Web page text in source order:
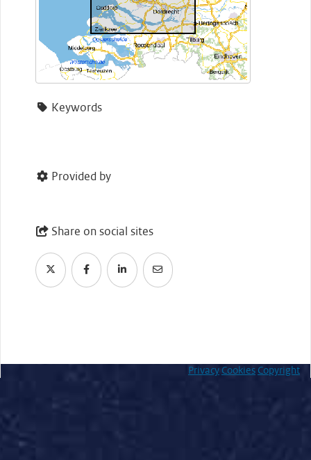
Keywords
Provided by
Share on social sites
Privacy Cookies Copyright